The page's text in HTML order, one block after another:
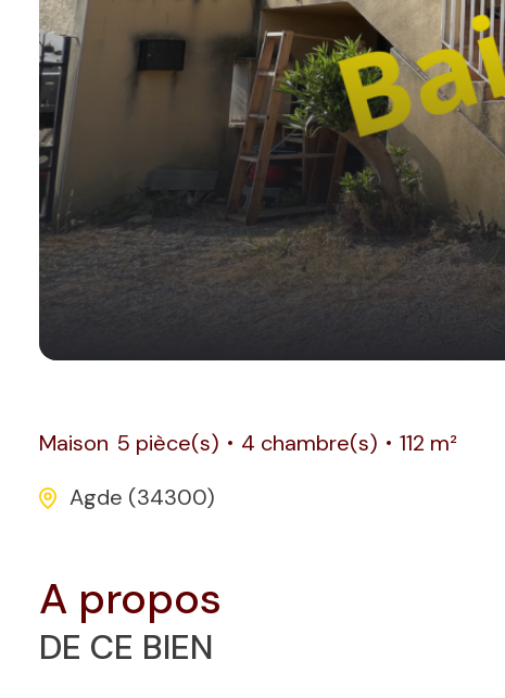
Maison 5 pièce(s) 4 chambre(s)
112 m²
Agde (34300)
a propos
DE CE BIEN